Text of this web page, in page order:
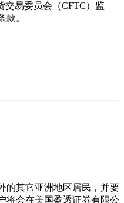
交易委员会（CFTC）监
款。
的其它亚洲地区居民，并要
将会在美国盈透证券有限公